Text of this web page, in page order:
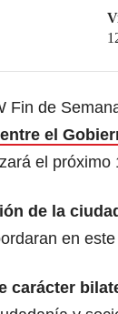
Fin de
el
el próximo
de la
en
carácter